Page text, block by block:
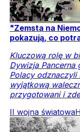
"Zemsta na
pokazują, co
Kluczową rolę w
Dywizja Pancerna
Polacy odznaczyli
wyjątkową
przygotowani i
II wojna światowa